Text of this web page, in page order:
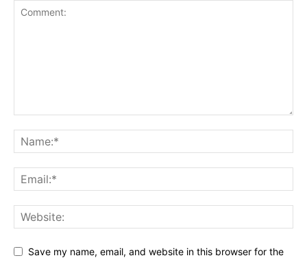
Save my name, email, and website in this browser for the